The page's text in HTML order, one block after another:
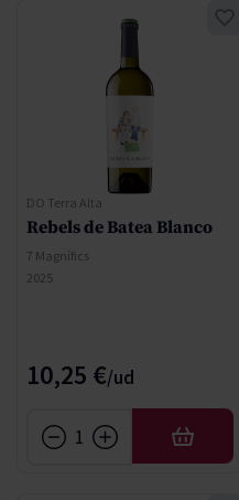
DO Terra Alta
Rebels de Batea Blanco
7 Magnífics
2025
10,25 €
AÑADIR